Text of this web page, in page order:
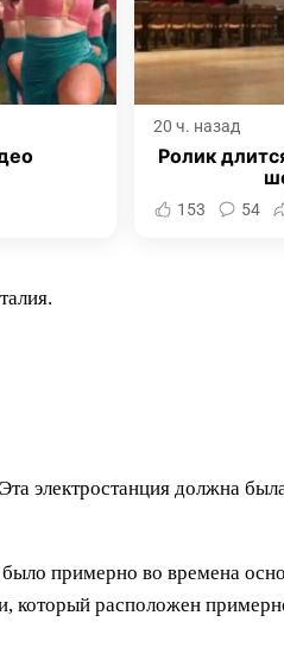
20 ч. назад
Ролик
153 54
электростанция должна
примерно во времена
который расположен